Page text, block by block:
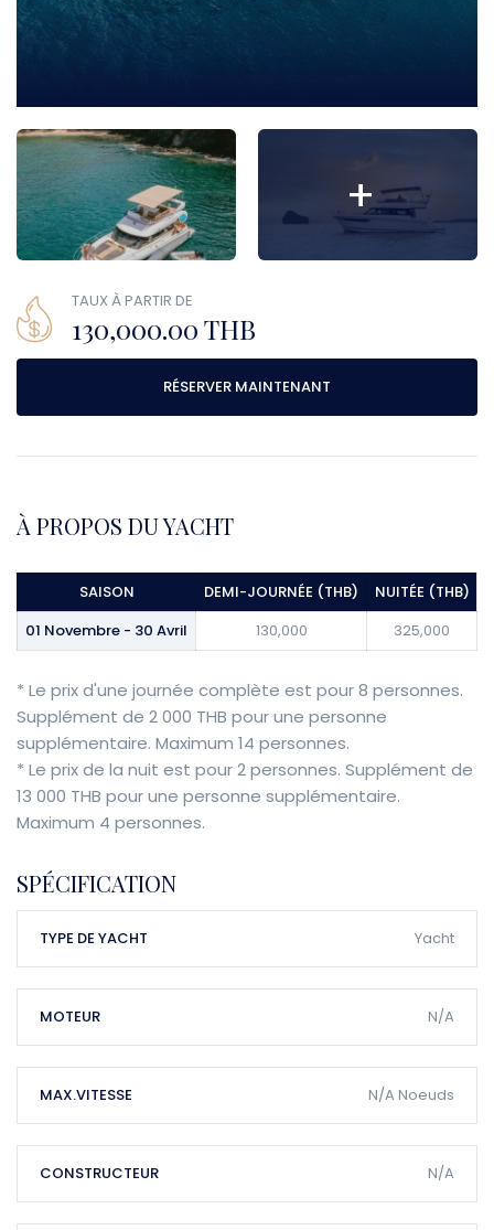
TAUX À PARTIR DE
130,000.00 THB
RÉSERVER MAINTENANT
À PROPOS DU YACHT
SAISON DEMI-JOURNÉE (THB)
NUITÉE (THB)
01 Novembre - 30 Avril
130,000 325,000
* Le prix d'une journée complète est pour 8 personnes.
Supplément de 2 000 THB pour une personne
supplémentaire. Maximum 14 personnes.
* Le prix de la nuit est pour 2 personnes. Supplément de
13 000 THB pour une personne supplémentaire.
Maximum 4 personnes.
SPÉCIFICATION
TYPE DE YACHT Yacht
MOTEUR N/A
MAX.VITESSE N/A Noeuds
CONSTRUCTEUR N/A